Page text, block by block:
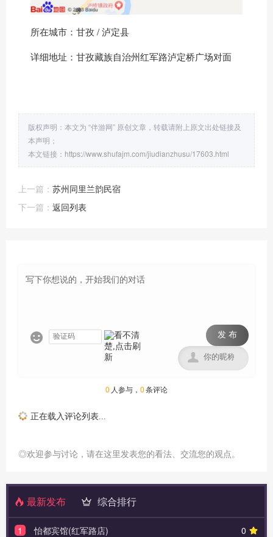
所在城市：甘孜 / 泸定县
详细地址：甘孜藏族自治州红军路泸定桥广场对面
版权声明：本文为 “伴游网” 原创文章，转载请附上原文出处链接及
本声明；
本文链接： https://www.shufajm.com/jiudianzhusu/17603.html
上一篇： 苏州同里兰韵民宿
下一篇： 返回列表
 发 布

0 人参与， 0条评论
正在载入评论列表...
◎欢迎参与讨论，请在这里发表您的看法、交流您的观点。
最新发布 综合排行
0
1
怡都宾馆(红军路店)